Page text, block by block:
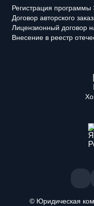
Регистрация
Договор авторского
Лицензионный договор
Внесение в реестр
© Юридическая